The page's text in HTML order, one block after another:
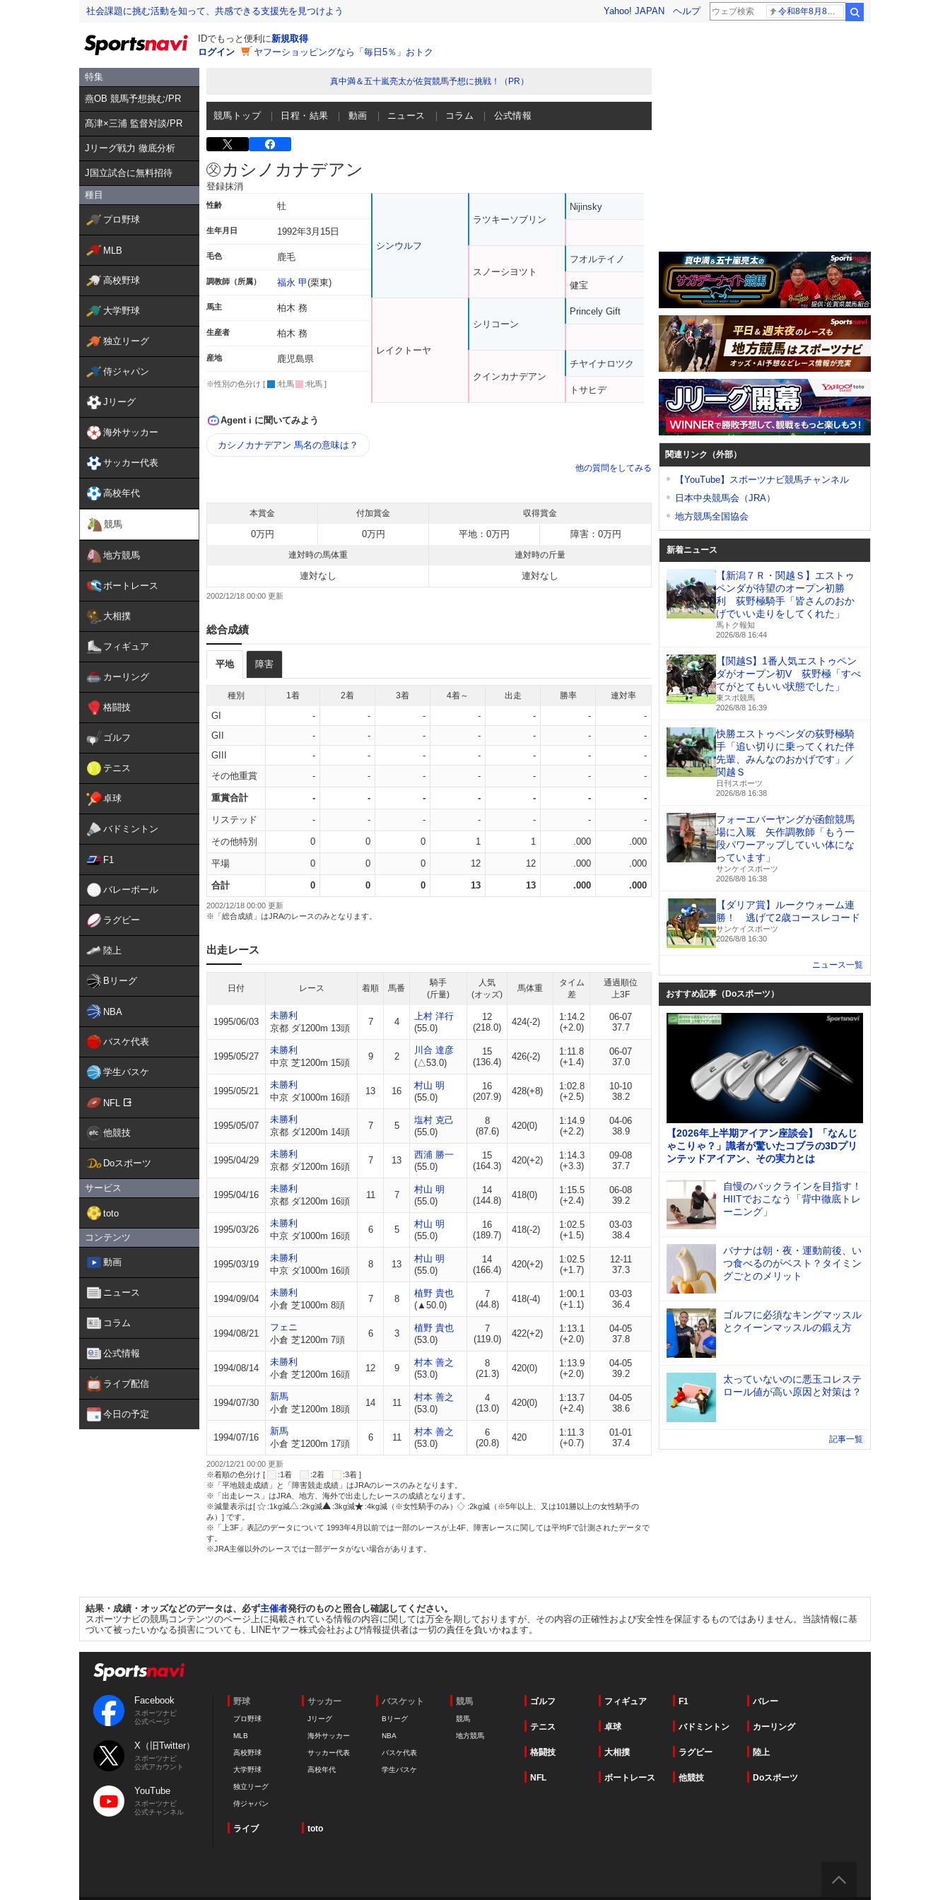
社会課題に挑む活動を知って、共感できる支援先を見つけよう Yahoo! JAPAN ヘルプ
IDでもっと便利に新規取得
ログイン
ヤフーショッピングなら「毎日5％」おトク
特集
燕OB 競馬予想挑む/PR
髙津×三浦 監督対談/PR
Jリーグ戦力 徹底分析
J国立試合に無料招待
種目
プロ野球
MLB
高校野球
大学野球
独立リーグ
侍ジャパン
Jリーグ
海外サッカー
サッカー代表
高校年代
競馬
地方競馬
ボートレース
大相撲
フィギュア
カーリング
格闘技
ゴルフ
テニス
卓球
バドミントン
F1
バレーボール
ラグビー
陸上
Bリーグ
NBA
バスケ代表
学生バスケ
NFL
他競技
Doスポーツ
サービス
toto
コンテンツ
動画
ニュース
コラム
公式情報
ライブ配信
今日の予定
真中満＆五十嵐亮太が佐賀競馬予想に挑戦！（PR）
競馬トップ 日程・結果 動画 ニュース コラム 公式情報
カシノカナデアン
登録抹消
性齢 牡
生年月日 1992年3月15日
毛色 鹿毛
調教師（所属） 福永 甲(栗東)
馬主 柏木 務
生産者 柏木 務
産地 鹿児島県
※性別の色分け [ :牡馬 :牝馬 ]
シンウルフ
レイクトーヤ
ラツキーソブリン
スノーシヨツト
シリコーン
クインカナデアン
Nijinsky
フオルテイノ
健宝
Princely Gift
チヤイナロツク
トサヒデ
Agent i に聞いてみよう
カシノカナデアン 馬名の意味は？
他の質問をしてみる
本賞金 付加賞金 収得賞金
0万円 0万円 平地：0万円 障害：0万円
連対時の馬体重 連対時の斤量
連対なし 連対なし
2002/12/18 00:00
総合成績
平地 障害
種別 1着 2着 3着 4着～ 出走 勝率 連対率
GI - - - - - -
-
GII
- - - - - -
-
GIII
- - - - - -
-
その他重賞
- - - - - - -
重賞合計 - - - - - - -
リステッド - - - - - - -
その他特別 0 0 0 1 1 .000 .000
平場 0 0 0 12 12 .000 .000
合計 0 0 0 13 13 .000 .000
2002/12/18 00:00 更新
※「総合成績」はJRAのレースのみとなります。
出走レース
日付 レース 着順 馬番
騎手
(斤量)
人気
(オッズ)
馬体重
タイム
差
通過順位
上3F
1995/06/03
未勝利
京都 ダ1200m 13頭
7 4
上村 洋行
(55.0)
12
(218.0)
424(-2)
1:14.2
(+2.0)
06-07
37.7
1995/05/27
未勝利
中京 芝1200m 15頭
9 2
川合 達彦
(△53.0)
15
(136.4)
426(-2)
1:11.8
(+1.4)
06-07
37.0
1995/05/21
未勝利
中京 ダ1000m 16頭
13 16
村山 明
(55.0)
16
(207.9)
428(+8)
1:02.8
(+2.5)
10-10
38.2
1995/05/07
未勝利
京都 ダ1200m 14頭
7 5
塩村 克己
(55.0)
8
(87.6)
420(0)
1:14.9
(+2.2)
04-06
38.9
1995/04/29
未勝利
京都 ダ1200m 16頭
7 13
西浦 勝一
(55.0)
15
(164.3)
420(+2)
1:14.3
(+3.3)
09-08
37.7
1995/04/16
未勝利
京都 ダ1200m 16頭
11 7
村山 明
(55.0)
14
(144.8)
418(0)
1:15.5
(+2.4)
06-08
39.2
1995/03/26
未勝利
中京 ダ1000m 16頭
6 5
村山 明
(55.0)
16
(189.7)
418(-2)
1:02.5
(+1.5)
03-03
38.4
1995/03/19
未勝利
中京 ダ1000m 16頭
8 13
村山 明
(55.0)
14
(166.4)
420(+2)
1:02.5
(+1.7)
12-11
37.3
1994/09/04
未勝利
小倉 芝1000m 8頭
7 8
植野 貴也
(▲50.0)
7
(44.8)
418(-4)
1:00.1
(+1.1)
03-03
36.4
1994/08/21
フェニ
小倉 芝1200m 7頭
6 3
植野 貴也
(53.0)
7
(119.0)
422(+2)
1:13.1
(+2.0)
04-05
37.8
1994/08/14
未勝利
小倉 芝1200m 16頭
12 9
村本 善之
(53.0)
8
(21.3)
420(0)
1:13.9
(+2.0)
04-05
39.2
1994/07/30
新馬
小倉 芝1200m 18頭
14 11
村本 善之
(53.0)
4
(13.0)
420(0)
1:13.7
(+2.4)
04-05
38.6
1994/07/16
新馬
小倉 芝1200m 17頭
6 11
村本 善之
(53.0)
6
(20.8)
420
1:11.3
(+0.7)
01-01
37.4
2002/12/21 00:00 更新
※着順の色分け [
:1着 :2着
:3着 ]
※「平地競走成績」と「障害競走成績」はJRAのレースのみとなります。
※「出走レース」はJRA、地方、海外で出走したレースの成績となります。
※減量表示は[
:1kg減 :2kg減 :3kg減 :4kg減（※女性騎手のみ）
:2kg減（※5年以上、又は101勝以上の女性騎手の
み）] です。
※「上3F」表記のデータについて 1993年4月以前では一部のレースが上4F、障害レースに関しては平均Fで計測されたデータで
す。
※JRA主催以外のレースでは一部データがない場合があります。
関連リンク（外部）
【YouTube】スポーツナビ競馬チャンネル
日本中央競馬会（JRA）
地方競馬全国協会
新着ニュース
【新潟７Ｒ・関越Ｓ】エストゥ
ペンダが待望のオープン初勝
利 荻野極騎手「皆さんのおか
げでいい走りをしてくれた」
馬トク報知
2026/8/8 16:44
【関越S】1番人気エストゥペン
ダがオープン初V 荻野極「すべ
てがとてもいい状態でした」
東スポ競馬
2026/8/8 16:39
快勝エストゥペンダの荻野極騎
手「追い切りに乗ってくれた伴
先輩、みんなのおかげです」／
関越Ｓ
日刊スポーツ
2026/8/8 16:38
フォーエバーヤングが函館競馬
場に入厩 矢作調教師「もう一
段パワーアップしていい体にな
っています」
サンケイスポーツ
2026/8/8 16:38
【ダリア賞】ルークウォーム連
勝！ 逃げて2歳コースレコード
サンケイスポーツ
2026/8/8 16:30
ニュース一覧
おすすめ記事（Doスポーツ）
【2026年上半期アイアン座談会】「なんじ
ゃこりゃ？」識者が驚いたコブラの3Dプリ
ンテッドアイアン、その実力とは
自慢のバックラインを目指す！
HIITでおこなう「背中徹底トレ
ーニング」
バナナは朝・夜・運動前後、い
つ食べるのがベスト？タイミン
グごとのメリット
ゴルフに必須なキングマッスル
とクイーンマッスルの鍛え方
太っていないのに悪玉コレステ
ロール値が高い原因と対策は？
記事一覧
結果・成績・オッズなどのデータは、必ず主催者発行のものと照合し確認してください。
スポーツナビの競馬コンテンツのページ上に掲載されている情報の内容に関しては万全を期しておりますが、その内容の正確性および安全性を保証するものではありません。当該情報に基
づいて被ったいかなる損害についても、LINEヤフー株式会社および情報提供者は一切の責任を負いかねます。
Facebook
スポーツナビ
公式ページ
X（旧Twitter）
スポーツナビ
公式アカウント
YouTube
スポーツナビ
公式チャンネル
野球
プロ野球
MLB
高校野球
大学野球
独立リーグ
侍ジャパン
サッカー
Jリーグ
海外サッカー
サッカー代表
高校年代
バスケット
Bリーグ
NBA
バスケ代表
学生バスケ
競馬
競馬
地方競馬
ゴルフ フィギュア F1 バレー
テニス 卓球 バドミントン カーリング
格闘技 大相撲 ラグビー 陸上
NFL ボートレース 他競技 Doスポーツ
ライブ toto